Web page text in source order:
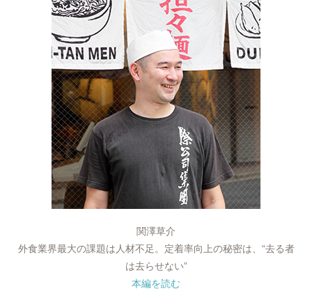
関澤草介
外食業界最大の課題は人材不足。定着率向上の秘密は、“去る者
は去らせない”
本編を読む